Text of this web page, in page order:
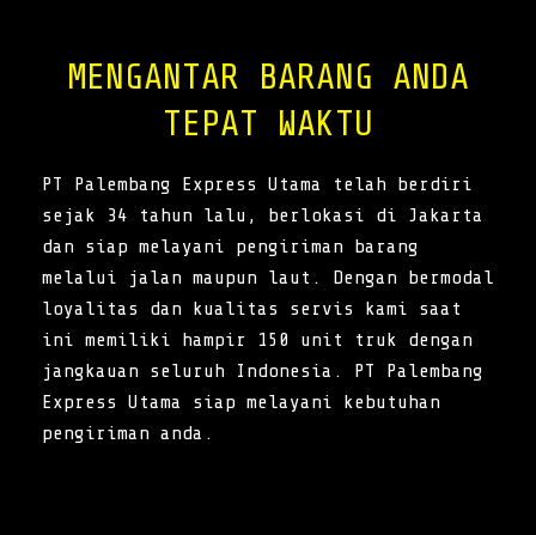
MENGANTAR BARANG ANDA
TEPAT WAKTU
PT Palembang Express Utama telah berdiri
sejak 34 tahun lalu, berlokasi di Jakarta
dan siap melayani pengiriman barang
melalui jalan maupun laut. Dengan bermodal
loyalitas dan kualitas servis kami saat
ini memiliki hampir 150 unit truk dengan
jangkauan seluruh Indonesia. PT Palembang
Express Utama siap melayani kebutuhan
pengiriman anda.